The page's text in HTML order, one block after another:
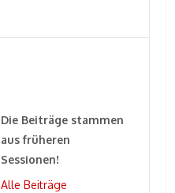
Die Beiträge stammen
aus früheren
Sessionen!
Alle Beiträge